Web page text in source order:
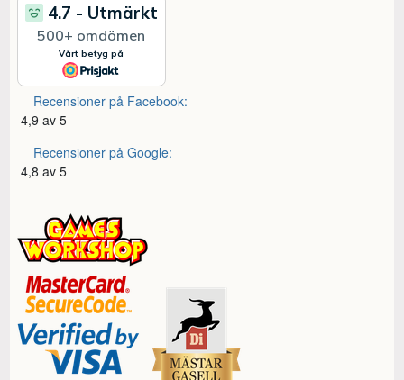
Recensioner på Facebook:
4,9 av 5
Recensioner på Google:
4,8 av 5